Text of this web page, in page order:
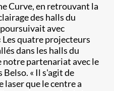
Curve, en retrouvant la
des halls du
avec
quatre projecteurs
dans les halls du
notre partenariat avec le
Belso. « Il s'agit de
que le centre a